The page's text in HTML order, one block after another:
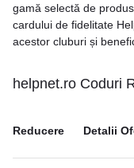
gamă selectă de
cardului de fidelitate
acestor cluburi și
helpnet.ro Coduri
Reducere Detalii